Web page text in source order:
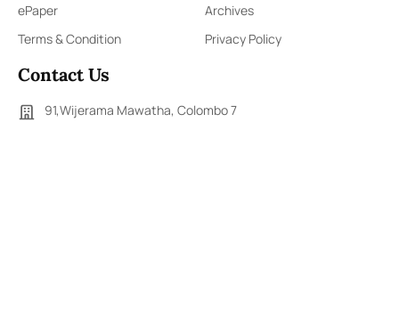
ePaper
Archives
Terms & Condition
Privacy Policy
Contact Us
91,Wijerama Mawatha, Colombo 7